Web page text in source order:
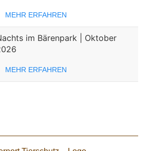
MEHR ERFAHREN
im Bärenpark | Oktober
MEHR ERFAHREN